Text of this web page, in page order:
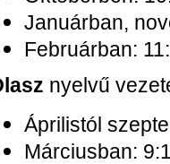
Januárban,
Februárban:
nyelvű
Áprilistól
Márciusban: